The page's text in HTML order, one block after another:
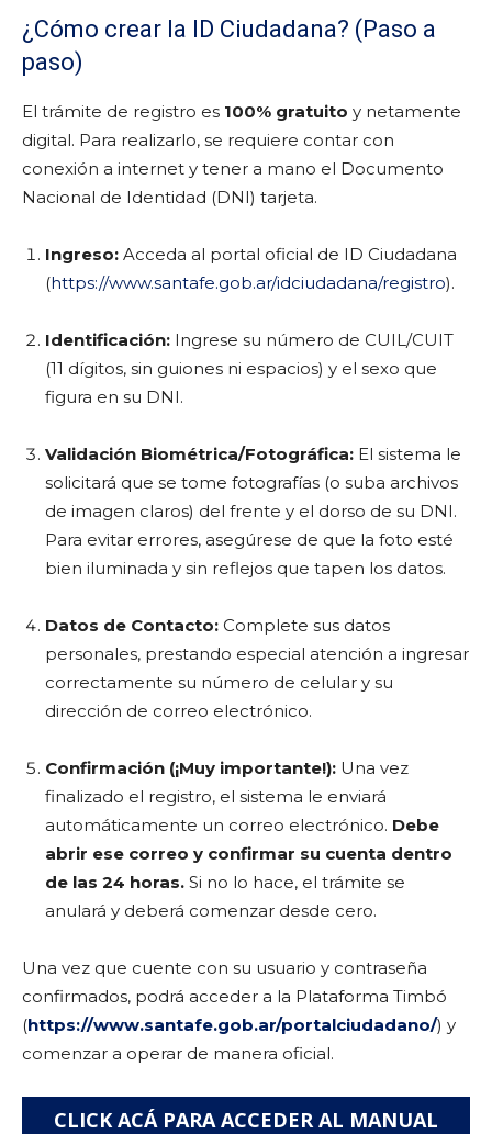
¿Cómo crear la ID Ciudadana? (Paso a
paso)
El trámite de registro es 100% gratuito y netamente
digital. Para realizarlo, se requiere contar con
conexión a internet y tener a mano el Documento
Nacional de Identidad (DNI) tarjeta.
Ingreso: Acceda al portal oficial de ID Ciudadana
(https://www.santafe.gob.ar/idciudadana/registro).
Identificación: Ingrese su número de CUIL/CUIT
(11 dígitos, sin guiones ni espacios) y el sexo que
figura en su DNI.
Validación Biométrica/Fotográfica: El sistema le
solicitará que se tome fotografías (o suba archivos
de imagen claros) del frente y el dorso de su DNI.
Para evitar errores, asegúrese de que la foto esté
bien iluminada y sin reflejos que tapen los datos.
Datos de Contacto: Complete sus datos
personales, prestando especial atención a ingresar
correctamente su número de celular y su
dirección de correo electrónico.
Confirmación (¡Muy importante!): Una vez
finalizado el registro, el sistema le enviará
automáticamente un correo electrónico. Debe
abrir ese correo y confirmar su cuenta dentro
de las 24 horas. Si no lo hace, el trámite se
anulará y deberá comenzar desde cero.
Una vez que cuente con su usuario y contraseña
confirmados, podrá acceder a la Plataforma Timbó
(https://www.santafe.gob.ar/portalciudadano/) y
comenzar a operar de manera oficial.
CLICK ACÁ PARA ACCEDER AL MANUAL